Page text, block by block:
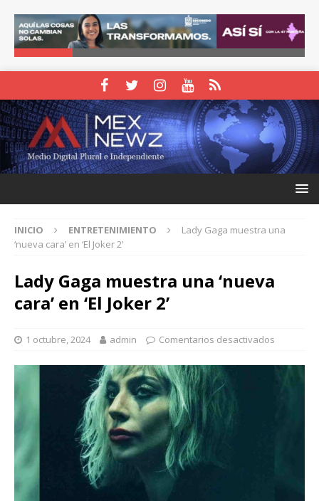
INICIO ENTRETENIMIENTO
Lady Gaga muestra una
‘nueva cara’ en ‘El Joker 2’
Lady Gaga muestra una ‘nueva
cara’ en ‘El Joker 2’
1 octubre, 2024 admin Comentarios desactivados